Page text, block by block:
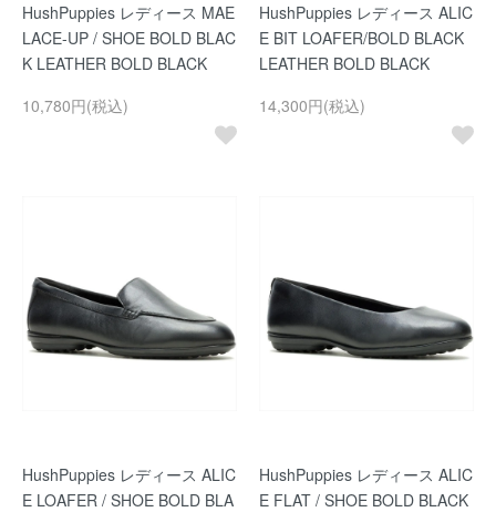
HushPuppies レディース MAE
LACE-UP / SHOE BOLD BLAC
K LEATHER BOLD BLACK
10,780円(税込)
HushPuppies レディース ALIC
E BIT LOAFER/BOLD BLACK
LEATHER BOLD BLACK
14,300円(税込)
HushPuppies レディース ALIC
E LOAFER / SHOE BOLD BLA
HushPuppies レディース ALIC
E FLAT / SHOE BOLD BLACK